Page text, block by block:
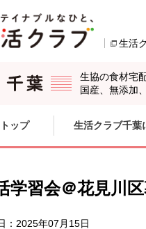
生活
生協の食材宅
国産、無添加
す。
する
トップ 生活クラブ千葉
学習会＠花見川
：2025年07月15日